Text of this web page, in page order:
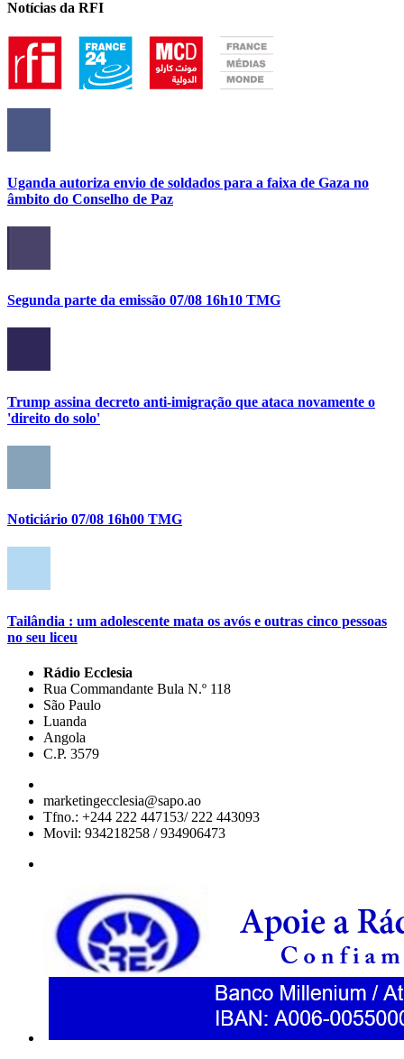
Notícias da RFI
Uganda autoriza envio de soldados para a faixa de Gaza no
âmbito do Conselho de Paz
Segunda parte da emissão 07/08 16h10 TMG
Trump assina decreto anti-imigração que ataca novamente o
'direito do solo'
Noticiário 07/08 16h00 TMG
Tailândia : um adolescente mata os avós e outras cinco pessoas
no seu liceu
Rádio Ecclesia
Rua Commandante Bula N.º 118
São Paulo
Luanda
Angola
C.P. 3579
marketingecclesia@sapo.ao
Tfno.: +244 222 447153/ 222 443093
Movil: 934218258 / 934906473